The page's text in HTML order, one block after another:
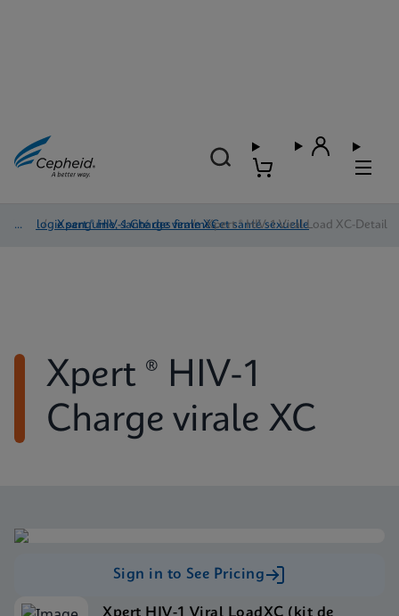
Virologie sanguine, santé des femmes et santé sexuelle
/ Xpert ® HIV-1 Charge virale XC
/ Xpert ® HIV-1 Viral Load XC-Detail
Xpert ® HIV-1
Charge virale XC
Sign in to See Pricing
Xpert HIV-1 Viral LoadXC (kit de